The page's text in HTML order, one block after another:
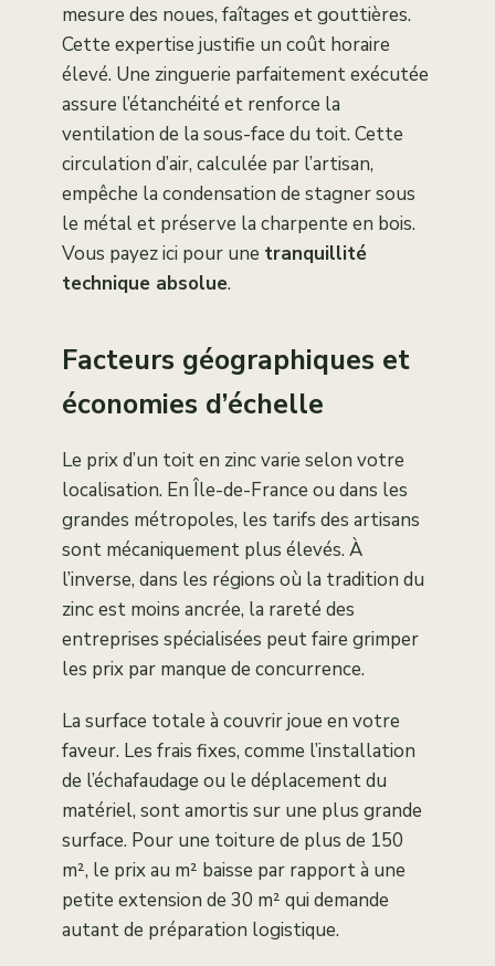
mesure des noues, faîtages et gouttières.
Cette expertise justifie un coût horaire
élevé. Une zinguerie parfaitement exécutée
assure l’étanchéité et renforce la
ventilation de la sous-face du toit. Cette
circulation d’air, calculée par l’artisan,
empêche la condensation de stagner sous
le métal et préserve la charpente en bois.
Vous payez ici pour une tranquillité
technique absolue.
Facteurs géographiques et
économies d’échelle
Le prix d’un toit en zinc varie selon votre
localisation. En Île-de-France ou dans les
grandes métropoles, les tarifs des artisans
sont mécaniquement plus élevés. À
l’inverse, dans les régions où la tradition du
zinc est moins ancrée, la rareté des
entreprises spécialisées peut faire grimper
les prix par manque de concurrence.
La surface totale à couvrir joue en votre
faveur. Les frais fixes, comme l’installation
de l’échafaudage ou le déplacement du
matériel, sont amortis sur une plus grande
surface. Pour une toiture de plus de 150
m², le prix au m² baisse par rapport à une
petite extension de 30 m² qui demande
autant de préparation logistique.